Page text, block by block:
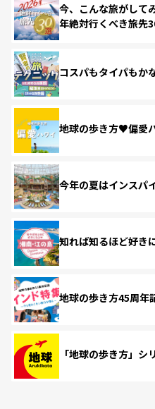
今、こんな旅がして
年絶対行くべき旅先
コスパもタイパもか
地球の歩き方♥偏愛
今年の夏はインスパ
知れば知るほど好き
地球の歩き方45周年
「地球の歩き方」シ